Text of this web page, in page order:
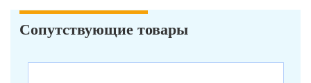
Сопутствующие товары